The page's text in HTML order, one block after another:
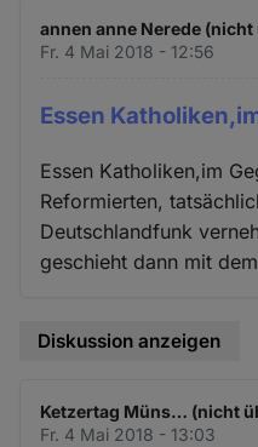
annen anne Nerede
Fr. 4 Mai 2018 - 12:56
Essen
Essen Katholiken,im
Reformierten,
Deutschlandfunk
geschieht dann mit
Diskussion anzeigen
Ketzertag Müns… (nicht
Fr. 4 Mai 2018 - 13:03
und
Cookies